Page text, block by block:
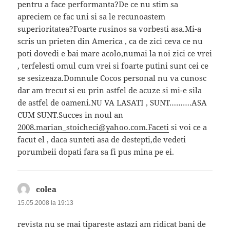
pentru a face performanta?De ce nu stim sa
apreciem ce fac uni si sa le recunoastem
superioritatea?Foarte rusinos sa vorbesti asa.Mi-a
scris un prieten din America , ca de zici ceva ce nu
poti dovedi e bai mare acolo,numai la noi zici ce vrei
, terfelesti omul cum vrei si foarte putini sunt cei ce
se sesizeaza.Domnule Cocos personal nu va cunosc
dar am trecut si eu prin astfel de acuze si mi-e sila
de astfel de oameni.NU VA LASATI , SUNT……….ASA
CUM SUNT.Succes in noul an
2008.marian_stoicheci@yahoo.com.Faceti si voi ce a
facut el , daca sunteti asa de destepti,de vedeti
porumbeii dopati fara sa fi pus mina pe ei.
colea
15.05.2008 la 19:13
revista nu se mai tipareste astazi am ridicat bani de